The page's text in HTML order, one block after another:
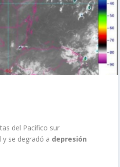
del Pacífico sur
y se degradó a depresión